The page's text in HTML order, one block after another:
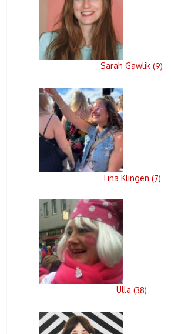
Sarah Gawlik (9)
Tina Klingen (7)
Ulla (38)